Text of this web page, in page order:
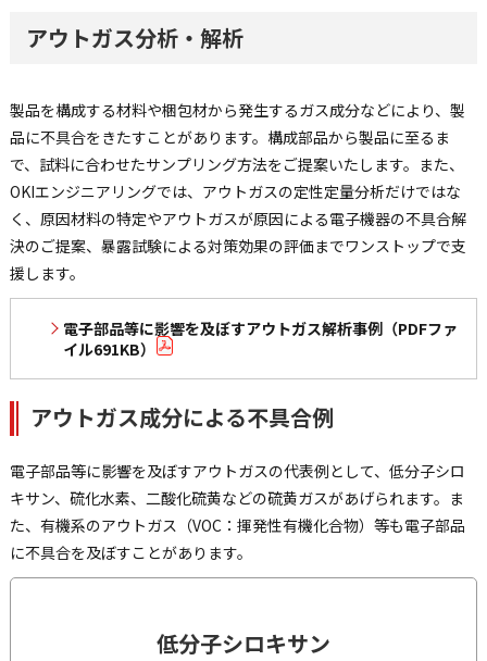
アウトガス分析・解析
製品を構成する材料や梱包材から発生するガス成分などにより、製
品に不具合をきたすことがあります。構成部品から製品に至るま
で、試料に合わせたサンプリング方法をご提案いたします。また、
OKIエンジニアリングでは、アウトガスの定性定量分析だけではな
く、原因材料の特定やアウトガスが原因による電子機器の不具合解
決のご提案、暴露試験による対策効果の評価までワンストップで支
援します。
電子部品等に影響を及ぼすアウトガス解析事例（PDFファ
イル691KB）
アウトガス成分による不具合例
電子部品等に影響を及ぼすアウトガスの代表例として、低分子シロ
キサン、硫化水素、二酸化硫黄などの硫黄ガスがあげられます。ま
た、有機系のアウトガス（VOC：揮発性有機化合物）等も電子部品
に不具合を及ぼすことがあります。
低分子シロキサン